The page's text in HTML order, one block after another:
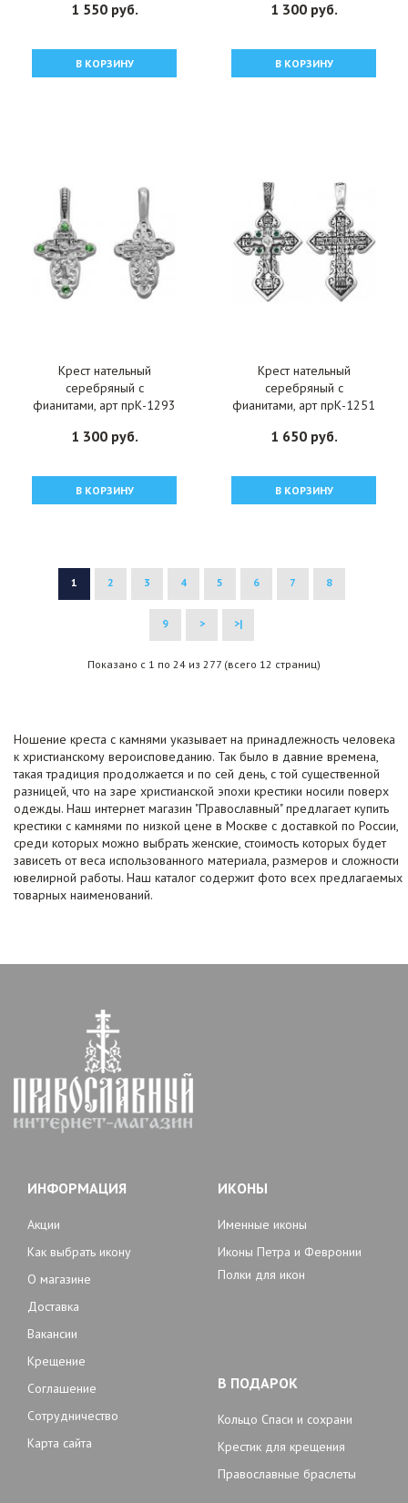
1 550 руб.
В КОРЗИНУ
1 300 руб.
В КОРЗИНУ
Крест нательный
серебряный с
фианитами, арт прК-1293
1 300 руб.
В КОРЗИНУ
Крест нательный
серебряный с
фианитами, арт прК-1251
1 650 руб.
В КОРЗИНУ
1 2 3 4 5 6 7 8
9 > >|
Показано с 1 по 24 из 277 (всего 12 страниц)
Ношение креста с камнями указывает на принадлежность человека
к христианскому вероисповеданию. Так было в давние времена,
такая традиция продолжается и по сей день, с той существенной
разницей, что на заре христианской эпохи крестики носили поверх
одежды. Наш интернет магазин "Православный" предлагает купить
крестики с камнями по низкой цене в Москве с доставкой по России,
среди которых можно выбрать женские, стоимость которых будет
зависеть от веса использованного материала, размеров и сложности
ювелирной работы. Наш каталог содержит фото всех предлагаемых
товарных наименований.
ИНФОРМАЦИЯ
Акции
Как выбрать икону
О магазине
Доставка
Вакансии
Крещение
Соглашение
Сотрудничество
Карта сайта
ИКОНЫ
Именные иконы
Иконы Петра и Февронии
Полки для икон
В ПОДАРОК
Кольцо Спаси и сохрани
Крестик для крещения
Православные браслеты